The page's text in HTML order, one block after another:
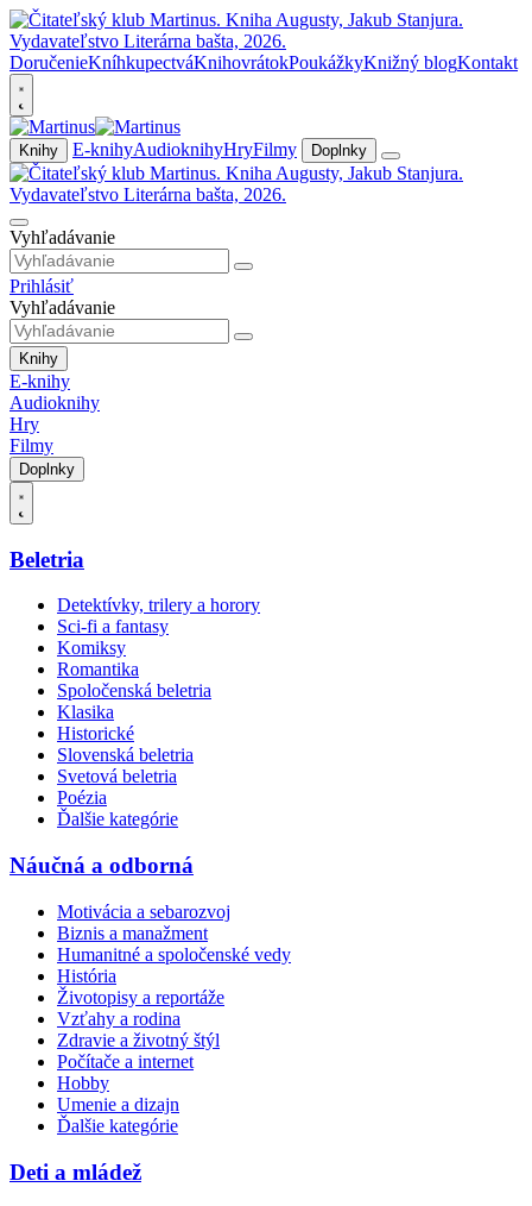
DoručenieKníhkupectváKnihovrátokPoukážkyKnižný blogKontakt
Knihy E-knihyAudioknihyHryFilmy Doplnky
Vyhľadávanie
Prihlásiť
Vyhľadávanie
Knihy
E-knihy
Audioknihy
Hry
Filmy
Doplnky
Beletria
Detektívky, trilery a horory
Sci-fi a fantasy
Komiksy
Romantika
Spoločenská beletria
Klasika
Historické
Slovenská beletria
Svetová beletria
Poézia
Ďalšie kategórie
Náučná a odborná
Motivácia a sebarozvoj
Biznis a manažment
Humanitné a spoločenské vedy
História
Životopisy a reportáže
Vzťahy a rodina
Zdravie a životný štýl
Počítače a internet
Hobby
Umenie a dizajn
Ďalšie kategórie
Deti a mládež